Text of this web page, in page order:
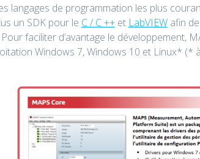
langages de programmation les plus
un SDK pour le C / C ++et LabVIEWafin
faciliter d’avantage le développement,
Windows 7, Windows 10 et Linux* (*